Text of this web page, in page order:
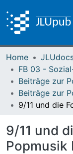
Home
9/11 und
Popmusik